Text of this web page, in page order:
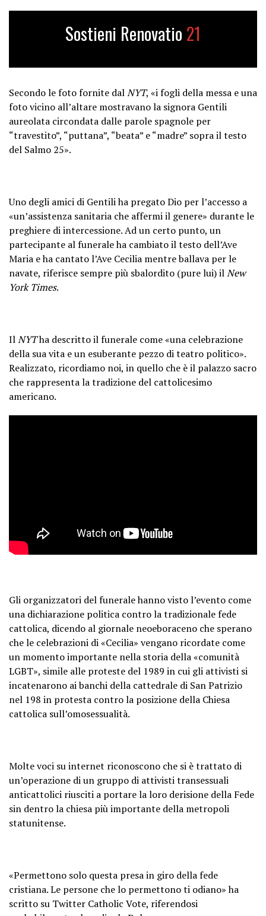
whore. This great whore.…
pic.twitter.com/7w0wmifzkH
February 16, 2024
Sostieni Renovatio 21
Secondo le foto fornite dalNYT, «i fogli della messa e una
foto vicino all’altare mostravano la signora Gentili
aureolata circondata dalle parole spagnole per
“travestito”, “puttana”, “beata” e “madre” sopra il testo
del Salmo 25».
Uno degli amici di Gentili ha pregato Dio per l’accesso a
«un’assistenza sanitaria che affermi il genere» durante le
preghiere di intercessione. Ad un certo punto, un
partecipante al funerale ha cambiato il testo dell’Ave
Maria e ha cantato l’Ave Cecilia mentre ballava per le
navate, riferisce sempre più sbalordito (pure lui) ilNew
York Times.
IlNYTha descritto il funerale come «una celebrazione
della sua vita e un esuberante pezzo di teatro politico».
Realizzato, ricordiamo noi, in quello che è il palazzo sacro
che rappresenta la tradizione del cattolicesimo
americano.
Gli organizzatori del funerale hanno visto l’evento come
una dichiarazione politica contro la tradizionale fede
cattolica, dicendo al giornale neoeboraceno che sperano
che le celebrazioni di «Cecilia» vengano ricordate come
un momento importante nella storia della «comunità
LGBT», simile alle proteste del 1989 in cui gli attivisti si
incatenarono ai banchi della cattedrale di San Patrizio
nel 198 in protesta contro la posizione della Chiesa
cattolica sull’omosessualità.
Molte voci su internet riconoscono che si è trattato di
un’operazione di un gruppo di attivisti transessuali
anticattolici riusciti a portare la loro derisione della Fede
sin dentro la chiesa più importante della metropoli
statunitense.
«Permettono solo questa presa in giro della fede
cristiana. Le persone che lo permettono ti odiano» ha
scritto su Twitter Catholic Vote, riferendosi